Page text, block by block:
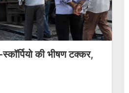
की भीषण टक्कर,